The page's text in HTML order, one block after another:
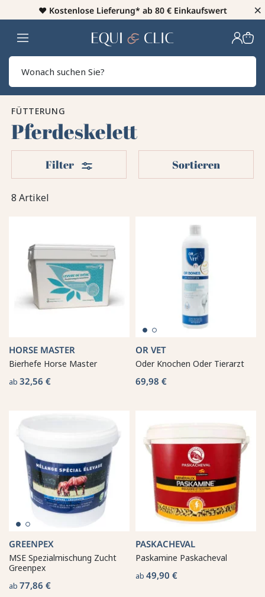
♥️ Kostenlose Lieferung* ab 80 € Einkaufswert ×
Heim
FÜTTERUNG
Pferdeskelett
8 Artikel
Filter Filter Sortieren
HORSE MASTER
Bierhefe Horse Master
ab 32,56 €
OR VET
Oder Knochen Oder Tierarzt
69,98 €
GREENPEX
MSE Spezialmischung Zucht
Greenpex
ab 77,86 €
PASKACHEVAL
Paskamine Paskacheval
ab 49,90 €